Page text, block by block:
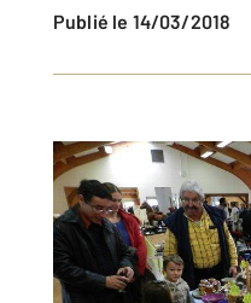
Publié le 14/03/2018